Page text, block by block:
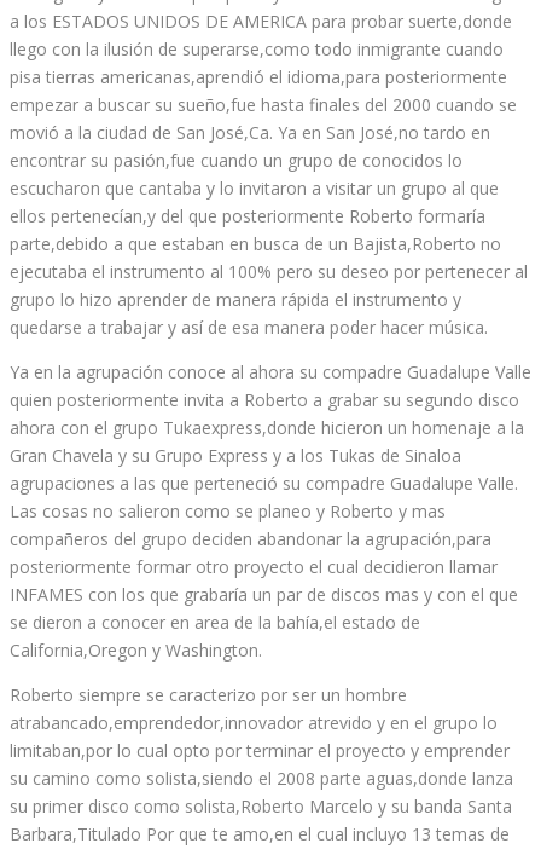
a los ESTADOS UNIDOS DE AMERICA para probar suerte,donde
llego con la ilusión de superarse,como todo inmigrante cuando
pisa tierras americanas,aprendió el idioma,para posteriormente
empezar a buscar su sueño,fue hasta finales del 2000 cuando se
movió a la ciudad de San José,Ca. Ya en San José,no tardo en
encontrar su pasión,fue cuando un grupo de conocidos lo
escucharon que cantaba y lo invitaron a visitar un grupo al que
ellos pertenecían,y del que posteriormente Roberto formaría
parte,debido a que estaban en busca de un Bajista,Roberto no
ejecutaba el instrumento al 100% pero su deseo por pertenecer al
grupo lo hizo aprender de manera rápida el instrumento y
quedarse a trabajar y así de esa manera poder hacer música.
Ya en la agrupación conoce al ahora su compadre Guadalupe Valle
quien posteriormente invita a Roberto a grabar su segundo disco
ahora con el grupo Tukaexpress,donde hicieron un homenaje a la
Gran Chavela y su Grupo Express y a los Tukas de Sinaloa
agrupaciones a las que perteneció su compadre Guadalupe Valle.
Las cosas no salieron como se planeo y Roberto y mas
compañeros del grupo deciden abandonar la agrupación,para
posteriormente formar otro proyecto el cual decidieron llamar
INFAMES con los que grabaría un par de discos mas y con el que
se dieron a conocer en area de la bahía,el estado de
California,Oregon y Washington.
Roberto siempre se caracterizo por ser un hombre
atrabancado,emprendedor,innovador atrevido y en el grupo lo
limitaban,por lo cual opto por terminar el proyecto y emprender
su camino como solista,siendo el 2008 parte aguas,donde lanza
su primer disco como solista,Roberto Marcelo y su banda Santa
Barbara,Titulado Por que te amo,en el cual incluyo 13 temas de